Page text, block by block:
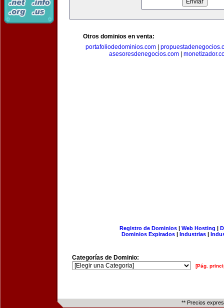
Otros dominios en venta:
portafoliodedominios.com|
asesoresdenegocios.com
Registro de Dominios| Web Hosting |
Dominios Expirados | Industrias |
Categorías de Dominio:
[Pág.
** Precios